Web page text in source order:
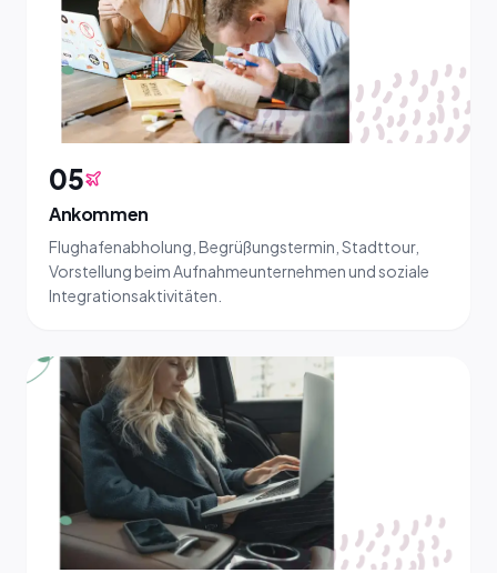
05
Ankommen
Flughafenabholung, Begrüßungstermin, Stadttour,
Vorstellung beim Aufnahmeunternehmen und soziale
Integrationsaktivitäten.